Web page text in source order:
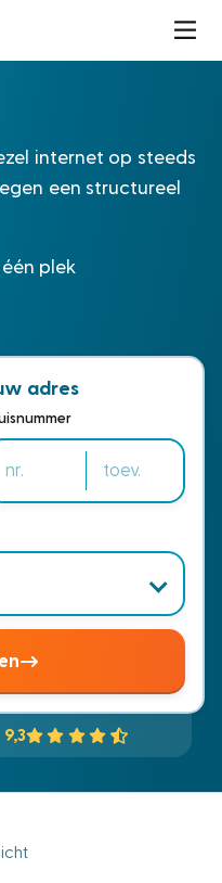
internet op steeds
een structureel
plek
adres
9,3